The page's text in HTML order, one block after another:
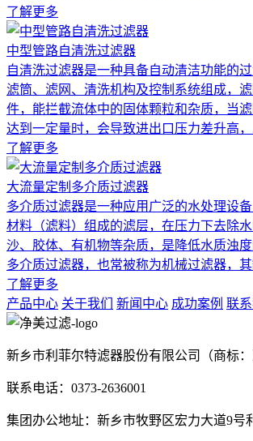
了解更多
中型管路自清洗过滤器
自清洗过滤器是一种具备自动清洁功能的
滤筒、滤网、清洗机构及控制系统组成，
件，能拦截流体中的固体颗粒和杂质，当
达到一定量时，会导致进出口压力差升高，
了解更多
大流量定制多介质过滤器
多介质过滤器是一种应用广泛的水处理设
材料（滤料）组成的滤层，在压力下去除
沙、胶体、有机物等杂质，是降低水质浊度
多介质过滤器，也常被称为机械过滤器，
了解更多
产品中心 关于我们 新闻中心 成功案例 联系
新乡市利菲尔特滤器股份有限公司（商标：
联系电话：0373-2636001
集团办公地址：新乡市牧野区宏力大道9号